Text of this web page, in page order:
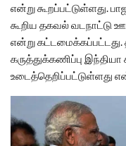
என்று கூறப்பட்டுள்ளது.
கூறிய தகவல் வடநாட்டு
என்று
கருத்துக்கணிப்பு
உடைத்தெறிப்பட்டுள்ளது